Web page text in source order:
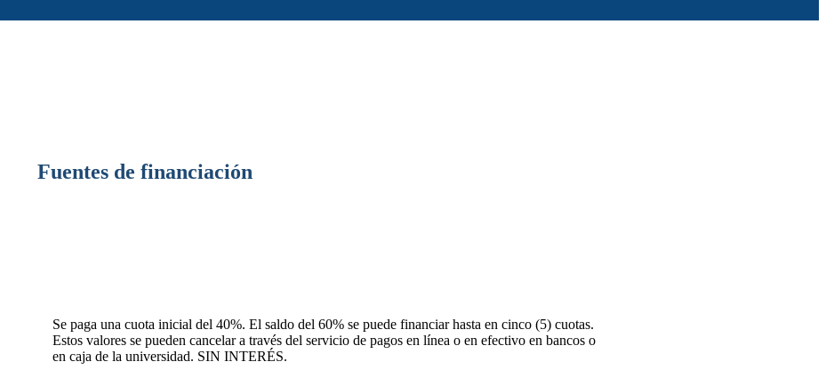
Fuentes de financiación
Se paga una cuota inicial del 40%. El saldo del 60% se puede financiar hasta en cinco (5) cuotas.
Estos valores se pueden cancelar a través del servicio de pagos en línea o en efectivo en bancos o
en caja de la universidad. SIN INTERÉS.